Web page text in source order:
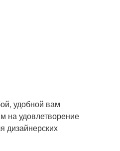
удобной вам
на удовлетворение
дизайнерских